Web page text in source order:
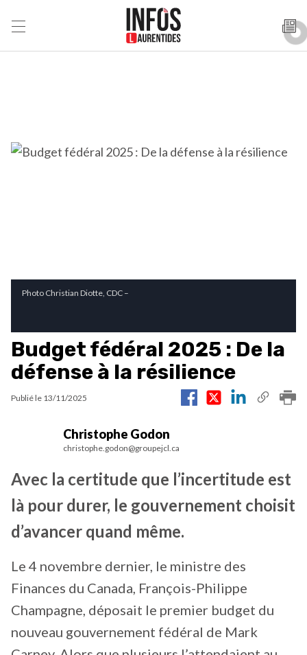
Photo Christian Diotte, CDC –
Budget fédéral 2025 : De la
défense à la résilience
Publié le 13/11/2025
Christophe Godon
christophe.godon@groupejcl.ca
Avec la certitude que l’incertitude est
là pour durer, le gouvernement choisit
d’avancer quand même.
Le 4 novembre dernier, le ministre des
Finances du Canada, François-Philippe
Champagne, déposait le premier budget du
nouveau gouvernement fédéral de Mark